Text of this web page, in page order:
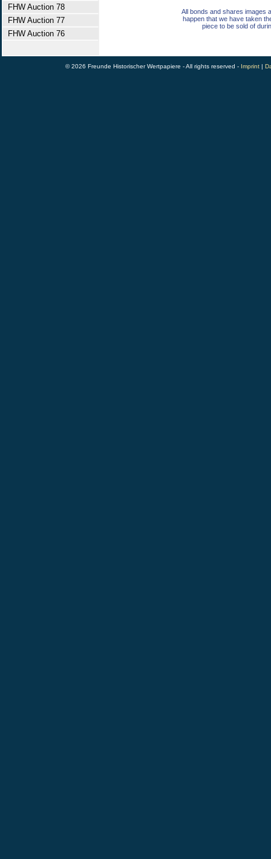
FHW Auction 78
FHW Auction 77
FHW Auction 76
All bonds and shares images
happen that we have taken
piece to be sold of
© 2026 Freunde Historischer Wertpapiere - All rights reserved - Imprint |